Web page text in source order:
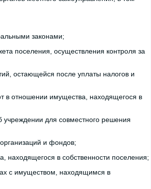
законами;
поселения, осуществления контроля за
остающейся после уплаты налогов и
в отношении имущества, находящегося в
для совместного решения
и фондов;
находящегося в собственности поселения;
с имуществом, находящимся в